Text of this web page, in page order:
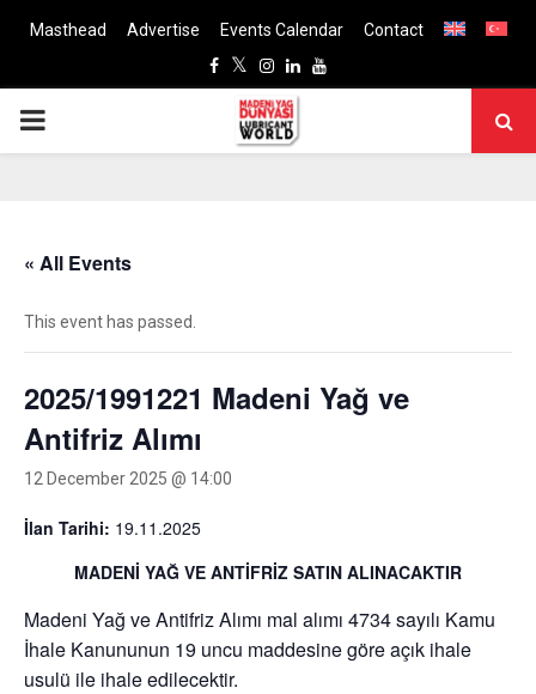
Masthead Advertise Events Calendar
Contact
Facebook
Twitter
Instagram
LinkedinYoutube
PRIMARY
« All Events
This event has passed.
2025/1991221 Madeni Yağ ve
Antifriz Alımı
12 December 2025 @ 14:00
İlan Tarihi: 19.11.2025
MADENİ YAĞ VE ANTİFRİZ SATIN ALINACAKTIR
Madeni Yağ ve Antifriz Alımı mal alımı 4734 sayılı Kamu
İhale Kanununun 19 uncu maddesine göre açık ihale
usulü ile ihale edilecektir.